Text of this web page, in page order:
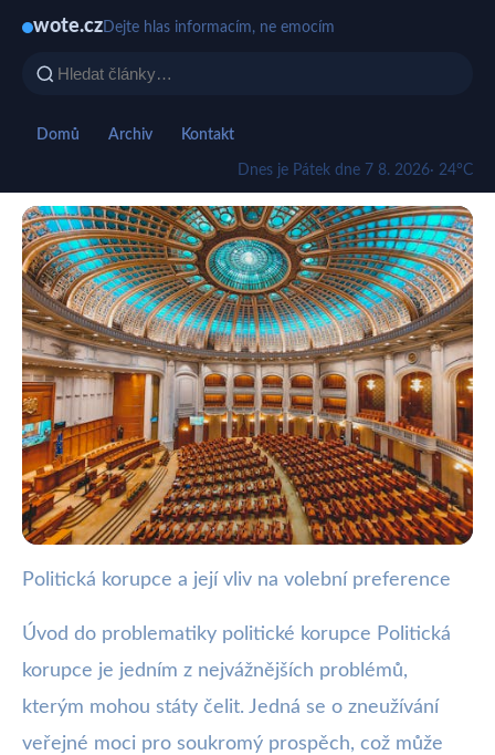
wote.cz Dejte hlas informacím, ne emocím
Domů Archiv Kontakt
Dnes je Pátek dne 7 8. 2026· 24°C
wote.cz
Jak Politická Korupce Ovlivňuje
Vaše Volební Rozhodnutí
27. 9. 2025 · 4 min čtení · Autor: Eva Svobodová
Politická korupce a její vliv na volební preference
Úvod do problematiky politické korupce Politická
korupce je jedním z nejvážnějších problémů,
kterým mohou státy čelit. Jedná se o zneužívání
veřejné moci pro soukromý prospěch, což může